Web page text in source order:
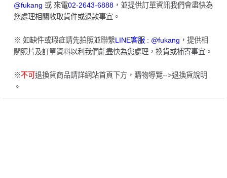
@fukang 或 來電02-2643-6888，並提供訂單資訊我們會盡快為
您處理相關收取貨件或退款事宜。
※ 如缺件或瑕疵請先拍照並聯繫LINE客服 : @fukang ，提供相
關照片及訂單資料以利我們能盡快為您處理，換貨或補寄事宜。
※不可 退換貨商品請詳網站首頁下方，購物導覽-->退換貨說明
。